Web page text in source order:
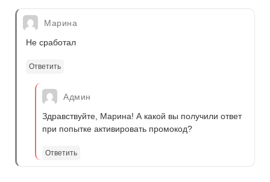
Марина
Не сработал
Ответить
Админ
Здравствуйте, Марина! А какой вы получили ответ
при попытке активировать промокод?
Ответить